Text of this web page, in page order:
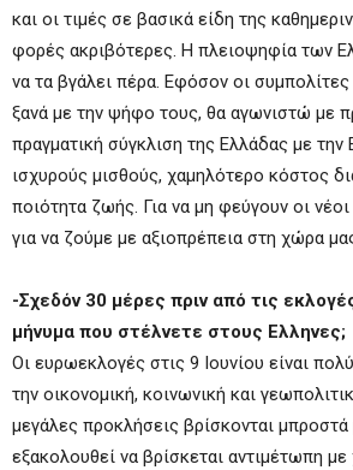
και οι τιμές σε βασικά είδη της
φορές ακριβότερες. Η πλειοψηφία των
να τα βγάλει πέρα. Εφόσον οι
ξανά με την ψήφο τους, θα αγωνιστώ με
πραγματική σύγκλιση της Ελλάδας με την
ισχυρούς μισθούς, χαμηλότερο κόστος
ποιότητα ζωής. Για να μη φεύγουν οι
για να ζούμε με αξιοπρέπεια στη χώρα
-Σχεδόν 30 μέρες πριν από τις
μήνυμα που στέλνετε στους Ελληνες;
Οι ευρωεκλογές στις 9 Ιουνίου είναι
την οικονομική, κοινωνική και
μεγάλες προκλήσεις βρίσκονται
εξακολουθεί να βρίσκεται αντιμέτωπη